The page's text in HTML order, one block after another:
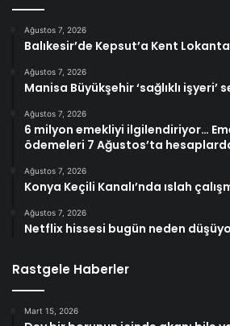
Ağustos 7, 2026
Balıkesir’de Kepsut’a Kent
Ağustos 7, 2026
Manisa Büyükşehir ‘sağlıklı
Ağustos 7, 2026
6 milyon emekliyi ilgilendiriyor…
ödemeleri 7 Ağustos’ta
Ağustos 7, 2026
Konya Keçili Kanalı’nda ıslah
Ağustos 7, 2026
Netflix hissesi bugün neden
Rastgele Haberler
Mart 15, 2026